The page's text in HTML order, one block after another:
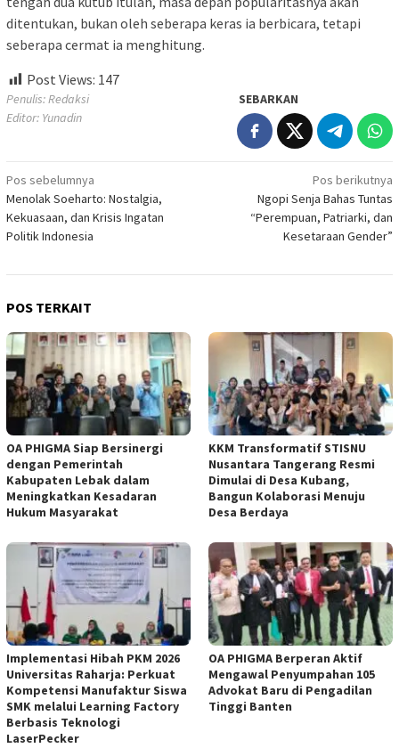
ditentukan, bukan oleh seberapa keras ia berbicara, tetapi
seberapa cermat ia menghitung.
Post Views: 147
Penulis: Redaksi
Editor: Yunadin
SEBARKAN
Navigasi
pos
Pos sebelumnya
Menolak Soeharto: Nostalgia,
Kekuasaan, dan Krisis Ingatan
Politik Indonesia
Pos berikutnya
Ngopi Senja Bahas Tuntas
“Perempuan, Patriarki, dan
Kesetaraan Gender”
POS TERKAIT
OA PHIGMA Siap Bersinergi
dengan Pemerintah
Kabupaten Lebak dalam
Meningkatkan Kesadaran
Hukum Masyarakat
KKM Transformatif STISNU
Nusantara Tangerang Resmi
Dimulai di Desa Kubang,
Bangun Kolaborasi Menuju
Desa Berdaya
Implementasi Hibah PKM 2026
Universitas Raharja: Perkuat
Kompetensi Manufaktur Siswa
SMK melalui Learning Factory
Berbasis Teknologi
LaserPecker
OA PHIGMA Berperan Aktif
Mengawal Penyumpahan 105
Advokat Baru di Pengadilan
Tinggi Banten